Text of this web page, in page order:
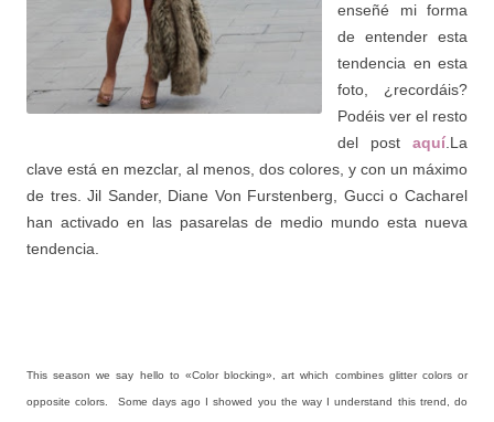
enseñé mi forma
de entender esta
tendencia en esta
foto, ¿recordáis?
Podéis ver el resto
del post aquí.La
clave está en mezclar, al menos, dos colores, y con un máximo
de tres. Jil Sander, Diane Von Furstenberg, Gucci o Cacharel
han activado en las pasarelas de medio mundo esta nueva
tendencia.
This season we say hello to «Color blocking», art which combines glitter colors or
opposite colors. Some days ago I showed you the way I understand this trend, do